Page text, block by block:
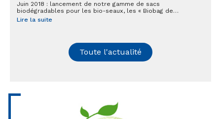
Juin 2018 : lancement de notre gamme de sacs
biodégradables pour les bio-seaux, les « Biobag de…
Lire la suite
Toute l'actualité